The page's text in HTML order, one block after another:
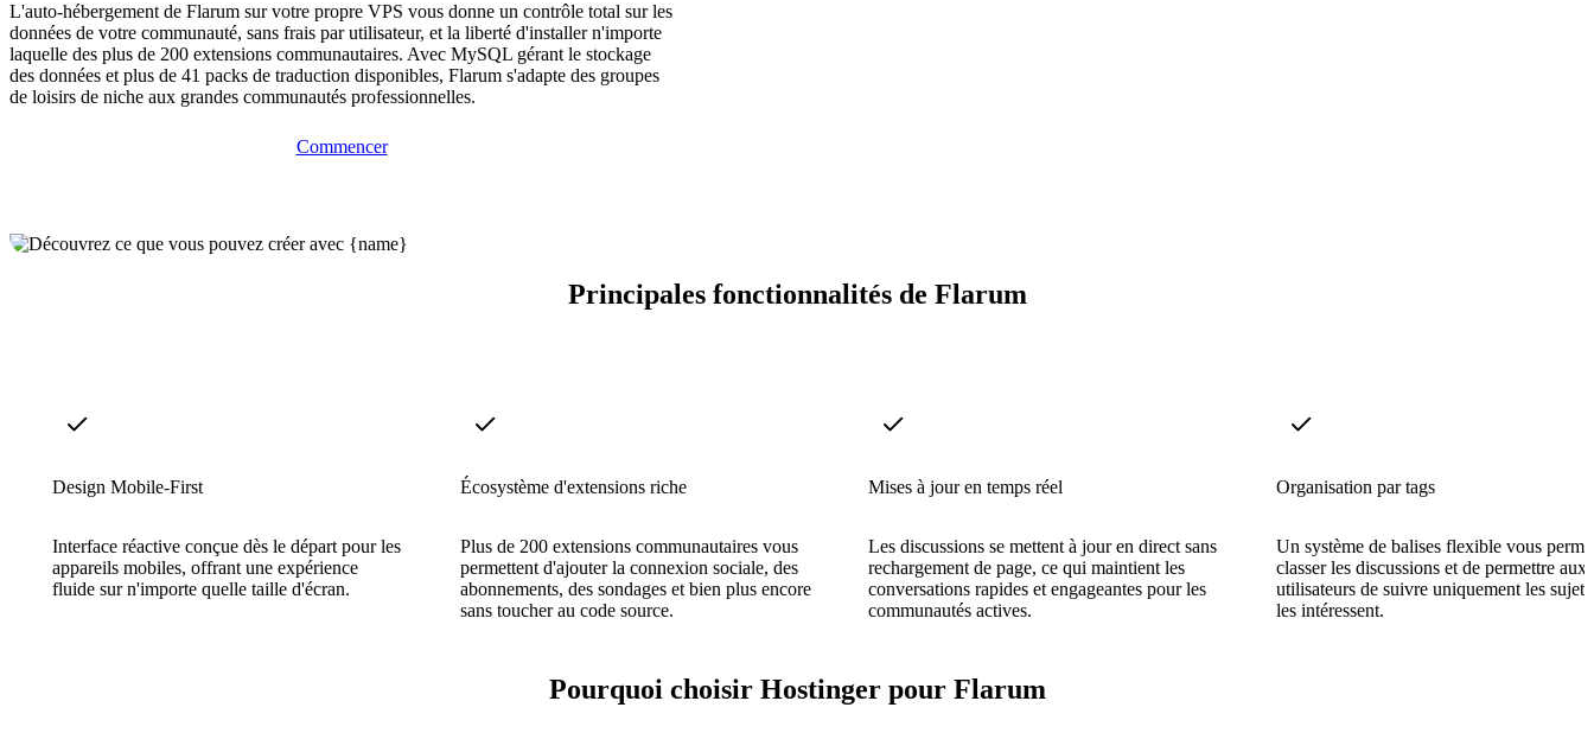
L'auto-hébergement de Flarum sur votre propre VPS vous donne un contrôle total sur les
données de votre communauté, sans frais par utilisateur, et la liberté d'installer n'importe
laquelle des plus de 200 extensions communautaires. Avec MySQL gérant le stockage
des données et plus de 41 packs de traduction disponibles, Flarum s'adapte des groupes
de loisirs de niche aux grandes communautés professionnelles.
Commencer
Principales fonctionnalités de Flarum
Design Mobile-First
Interface réactive conçue dès le départ pour les
appareils mobiles, offrant une expérience
fluide sur n'importe quelle taille d'écran.
Écosystème d'extensions riche
Plus de 200 extensions communautaires vous
permettent d'ajouter la connexion sociale, des
abonnements, des sondages et bien plus encore
sans toucher au code source.
Mises à jour en temps réel
Les discussions se mettent à jour en direct sans
rechargement de page, ce qui maintient les
conversations rapides et engageantes pour les
communautés actives.
Organisation par tags
Un système de balises flexible vous
classer les discussions et de permettre aux
utilisateurs de suivre uniquement les
les intéressent.
Pourquoi choisir Hostinger pour Flarum